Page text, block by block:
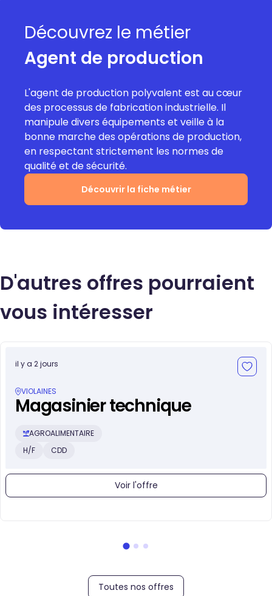
Découvrez le métier
Agent de production
L'agent de production polyvalent est au cœur
des processus de fabrication industrielle. Il
manipule divers équipements et veille à la
bonne marche des opérations de production,
en respectant strictement les normes de
qualité et de sécurité.
Découvrir la fiche métier
D'autres offres pourraient
vous intéresser
il y a 2 jours
VIOLAINES
Magasinier technique
AGROALIMENTAIRE
H/F
CDD
Voir l'offre
Toutes nos offres